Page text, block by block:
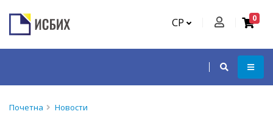
СР 0
Почетна Новости